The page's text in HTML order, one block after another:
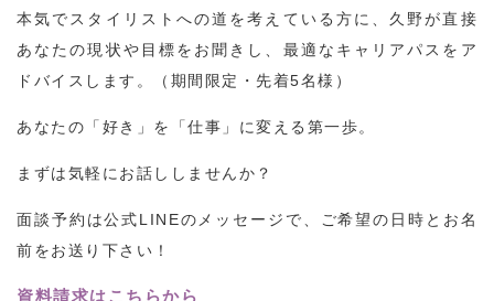
本気でスタイリストへの道を考えている方に、久野が直接
あなたの現状や目標をお聞きし、最適なキャリアパスをア
ドバイスします。（期間限定・先着5名様）
あなたの「好き」を「仕事」に変える第一歩。
まずは気軽にお話ししませんか？
面談予約は公式LINEのメッセージで、ご希望の日時とお名
前をお送り下さい！
資料請求はこちらから